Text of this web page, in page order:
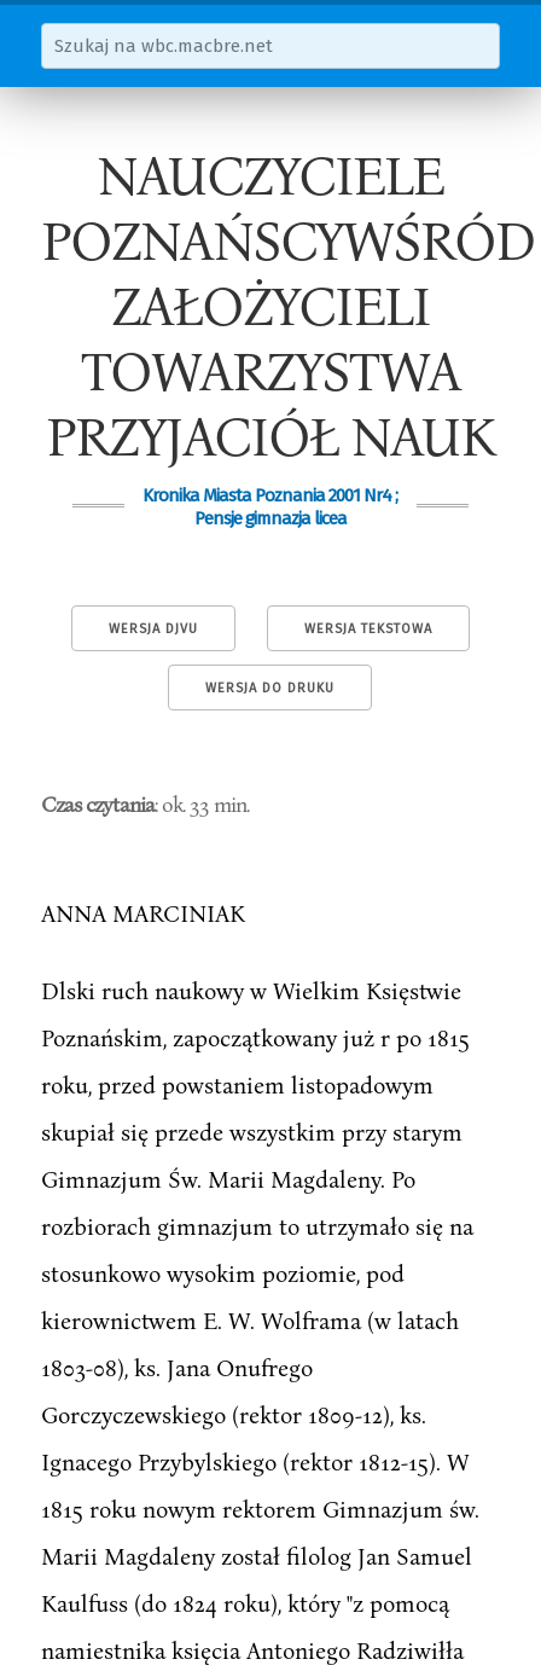
NAUCZYCIELE
POZNAŃSCYWŚRÓD
ZAŁOŻYCIELI
TOWARZYSTWA
PRZYJACIÓŁ NAUK
Kronika Miasta Poznania 2001 Nr4 ;
Pensje gimnazja licea
WERSJA DJVU WERSJA TEKSTOWA
WERSJA DO DRUKU
Czas czytania: ok. 33 min.
ANNA MARCINIAK
Dlski ruch naukowy w Wielkim Księstwie
Poznańskim, zapoczątkowany już r po 1815
roku, przed powstaniem listopadowym
skupiał się przede wszystkim przy starym
Gimnazjum Św. Marii Magdaleny. Po
rozbiorach gimnazjum to utrzymało się na
stosunkowo wysokim poziomie, pod
kierownictwem E. W. Wolframa (w latach
1803-08), ks. Jana Onufrego
Gorczyczewskiego (rektor 1809-12), ks.
Ignacego Przybylskiego (rektor 1812-15). W
1815 roku nowym rektorem Gimnazjum św.
Marii Magdaleny został filolog Jan Samuel
Kaulfuss (do 1824 roku), który "z pomocą
namiestnika księcia Antoniego Radziwiłła